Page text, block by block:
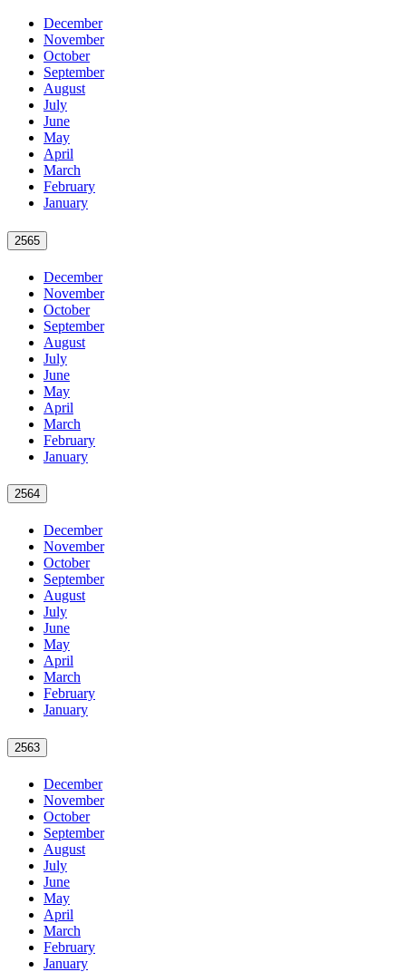
December
November
October
September
August
July
June
May
April
March
February
January
2565
December
November
October
September
August
July
June
May
April
March
February
January
2564
December
November
October
September
August
July
June
May
April
March
February
January
2563
December
November
October
September
August
July
June
May
April
March
February
January